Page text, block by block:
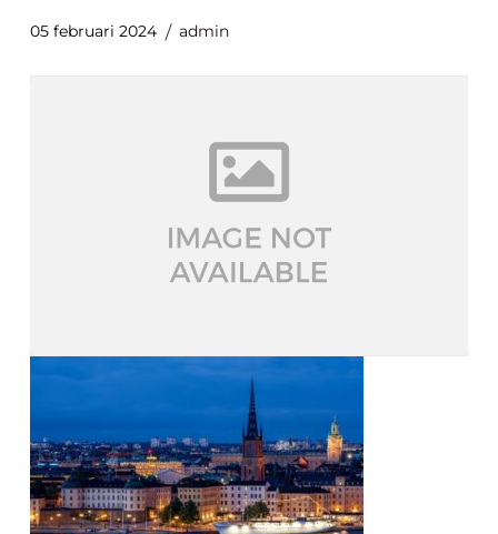
05 februari 2024 admin